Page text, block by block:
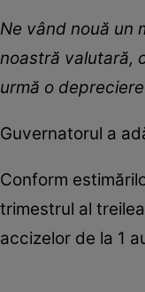
Ne vând nouă un
noastră valutară,
urmă o
Guvernatorul a
Conform
trimestrul al
accizelor de la 1